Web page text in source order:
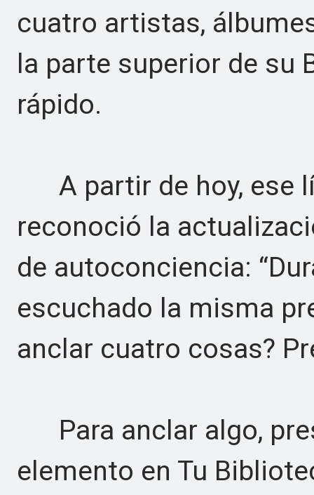
cuatro artistas,
la parte superior de su
rápido.
A partir de hoy, ese
reconoció la
de autoconciencia:
escuchado la misma
anclar cuatro cosas?
Para anclar algo,
elemento en Tu